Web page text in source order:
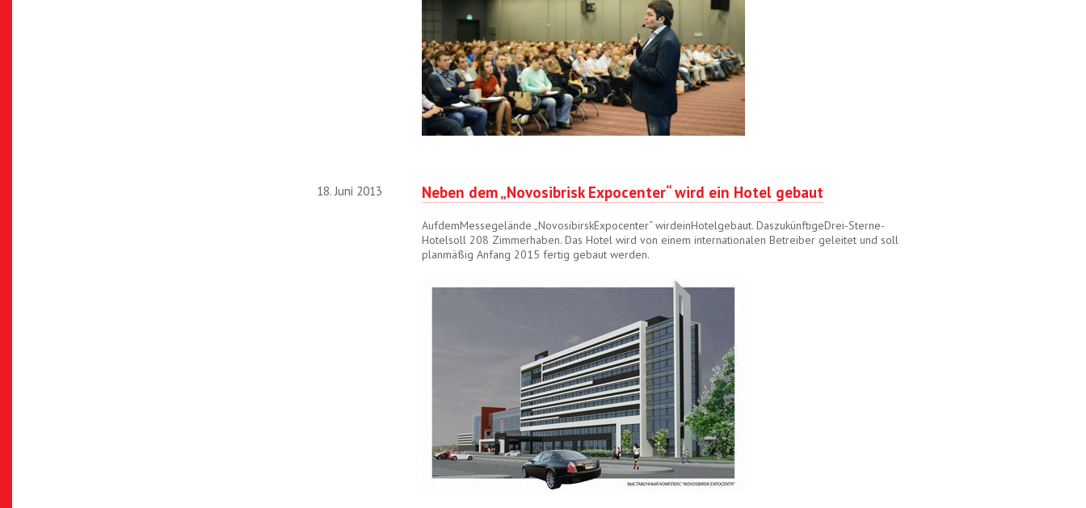
18. Juni 2013 Neben dem „Novosibrisk Expocenter“ wird ein Hotel gebaut
AufdemMessegelände „NovosibirskExpocenter“ wirdeinHotelgebaut. DaszukünftigeDrei-Sterne-
Hotelsoll 208 Zimmerhaben. Das Hotel wird von einem internationalen Betreiber geleitet und soll
planmäßig Anfang 2015 fertig gebaut werden.